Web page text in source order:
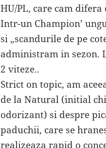
HU/PL, care cam
Intr-un Champion’
si „scandurile de pe
administram in sezon.
2 viteze..
Strict on topic, am
de la Natural (initial
odorizant) si despre
paduchii, care se
realizeaza rapid o